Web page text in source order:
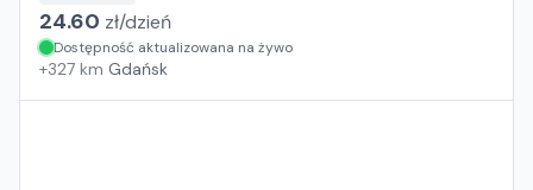
24.60 zł/dzień
Dostępność aktualizowana na żywo
+327 km Gdańsk